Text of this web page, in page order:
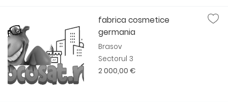
fabrica cosmetice
germania
Brasov
Sectorul 3
2 000,00 €